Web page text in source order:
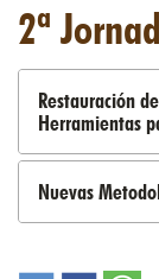
2ª
Restauración
Herramientas
Nuevas